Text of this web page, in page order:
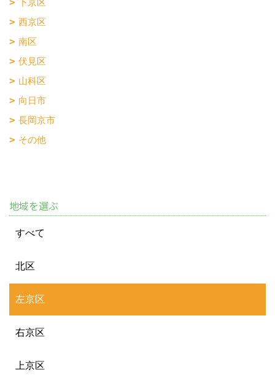
西京区
南区
伏見区
山科区
向日市
長岡京市
その他
地域を選ぶ
すべて
北区
左京区
右京区
上京区